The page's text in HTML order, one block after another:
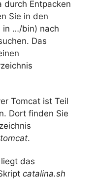
durch Entpacken
Sie in den
in …/bin) nach
Das
Tomcat ist Teil
Dort finden Sie
.
das
catalina.sh